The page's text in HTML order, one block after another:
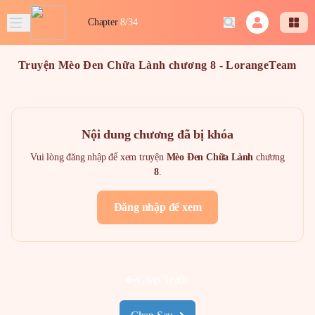
Chapter 8/34
Truyện Mèo Đen Chữa Lành chương 8 - LorangeTeam
Nội dung chương đã bị khóa
Vui lòng đăng nhập để xem truyện Mèo Đen Chữa Lành chương
8.
Đăng nhập để xem